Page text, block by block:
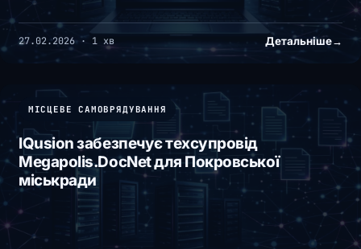
27.02.2026 · 1 хв Детальніше→
МІСЦЕВЕ САМОВРЯДУВАННЯ
IQusion забезпечує техсупровід
Megapolis.DocNet для Покровської
міськради